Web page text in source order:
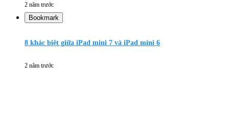
2 năm trước
Bookmark
8 khác biệt giữa iPad mini 7 và iPad mini 6
2 năm trước